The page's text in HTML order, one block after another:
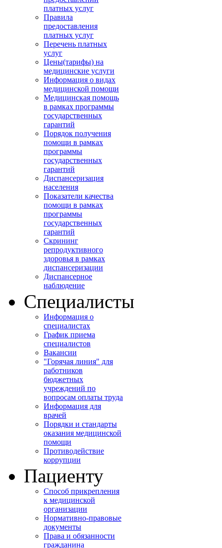
платных услуг
Правила
предоставления
платных услуг
Перечень платных
услуг
Цены(тарифы) на
медицинские услуги
Информация о видах
медицинской помощи
Медицинская помощь
в рамках программы
государственных
гарантий
Порядок получения
помощи в рамках
программы
государственных
гарантий
Диспансеризация
населения
Показатели качества
помощи в рамках
программы
государственных
гарантий
Скрининг
репродуктивного
здоровья в рамках
диспансеризации
Диспансерное
наблюдение
Специалисты
Информация о
специалистах
График приема
специалистов
Вакансии
"Горячая линия" для
работников
бюджетных
учреждений по
вопросам оплаты труда
Информация для
врачей
Порядки и стандарты
оказания медицинской
помощи
Противодействие
коррупции
Пациенту
Способ прикрепления
к медицинской
организации
Нормативно-правовые
документы
Права и обязанности
гражданина